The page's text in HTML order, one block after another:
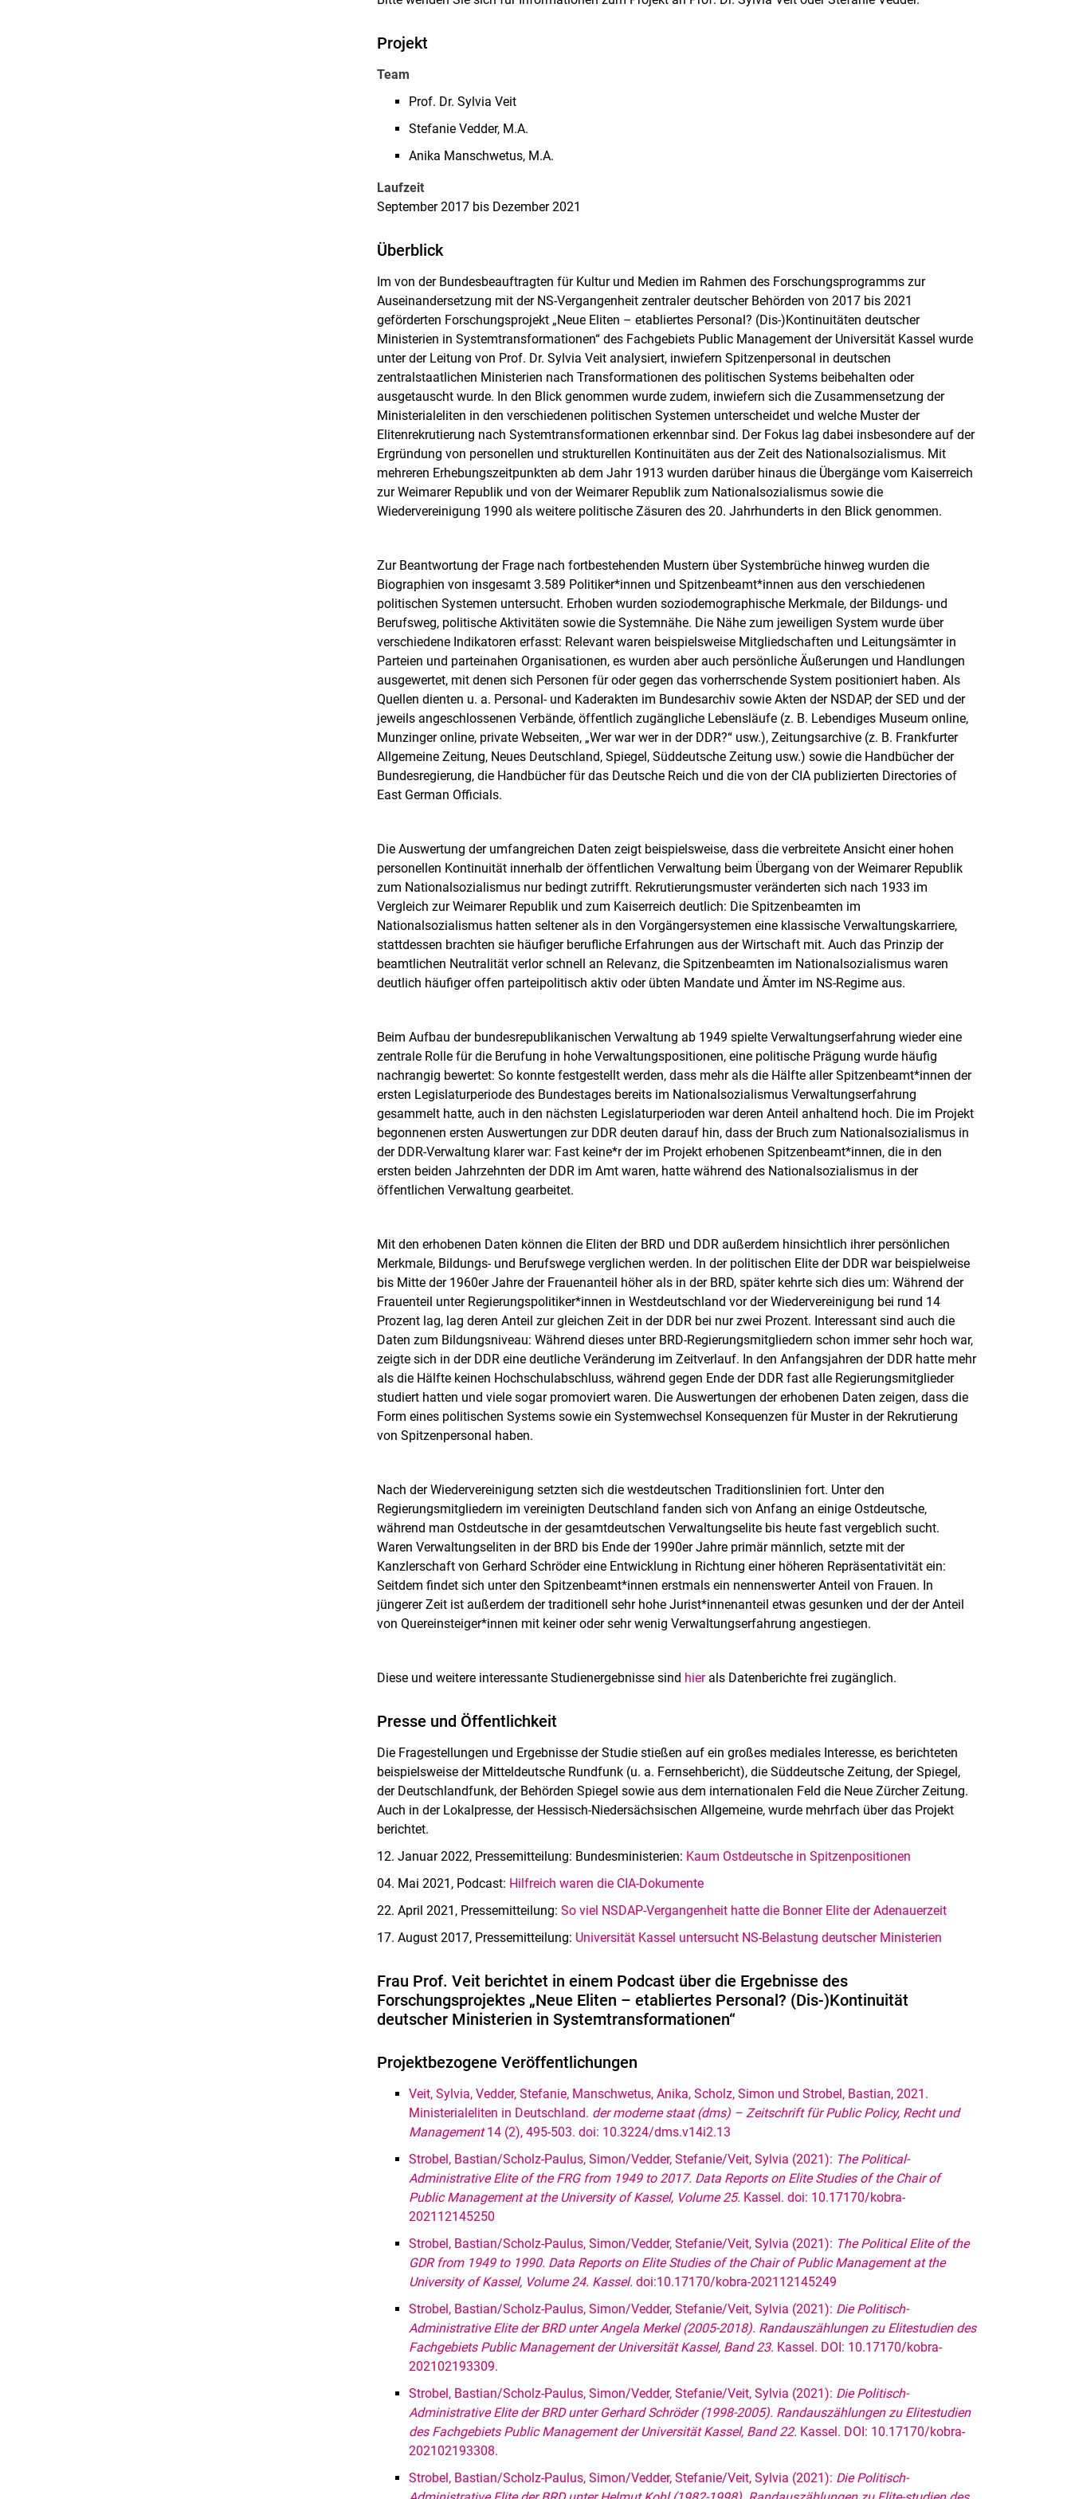
Projekt
Team
Prof. Dr. Sylvia Veit
Stefanie Vedder, M.A.
Anika Manschwetus, M.A.
Laufzeit
September 2017 bis Dezember 2021
Überblick
Im von der Bundesbeauftragten für Kultur und Medien im Rahmen des Forschungsprogramms zur
Auseinandersetzung mit der NS-Vergangenheit zentraler deutscher Behörden von 2017 bis 2021
geförderten Forschungsprojekt „Neue Eliten – etabliertes Personal? (Dis-)Kontinuitäten deutscher
Ministerien in Systemtransformationen“ des Fachgebiets Public Management der Universität Kassel wurde
unter der Leitung von Prof. Dr. Sylvia Veit analysiert, inwiefern Spitzenpersonal in deutschen
zentralstaatlichen Ministerien nach Transformationen des politischen Systems beibehalten oder
ausgetauscht wurde. In den Blick genommen wurde zudem, inwiefern sich die Zusammensetzung der
Ministerialeliten in den verschiedenen politischen Systemen unterscheidet und welche Muster der
Elitenrekrutierung nach Systemtransformationen erkennbar sind. Der Fokus lag dabei insbesondere auf der
Ergründung von personellen und strukturellen Kontinuitäten aus der Zeit des Nationalsozialismus. Mit
mehreren Erhebungszeitpunkten ab dem Jahr 1913 wurden darüber hinaus die Übergänge vom Kaiserreich
zur Weimarer Republik und von der Weimarer Republik zum Nationalsozialismus sowie die
Wiedervereinigung 1990 als weitere politische Zäsuren des 20. Jahrhunderts in den Blick genommen.
Zur Beantwortung der Frage nach fortbestehenden Mustern über Systembrüche hinweg wurden die
Biographien von insgesamt 3.589 Politiker*innen und Spitzenbeamt*innen aus den verschiedenen
politischen Systemen untersucht. Erhoben wurden soziodemographische Merkmale, der Bildungs- und
Berufsweg, politische Aktivitäten sowie die Systemnähe. Die Nähe zum jeweiligen System wurde über
verschiedene Indikatoren erfasst: Relevant waren beispielsweise Mitgliedschaften und Leitungsämter in
Parteien und parteinahen Organisationen, es wurden aber auch persönliche Äußerungen und Handlungen
ausgewertet, mit denen sich Personen für oder gegen das vorherrschende System positioniert haben. Als
Quellen dienten u. a. Personal- und Kaderakten im Bundesarchiv sowie Akten der NSDAP, der SED und der
jeweils angeschlossenen Verbände, öffentlich zugängliche Lebensläufe (z. B. Lebendiges Museum online,
Munzinger online, private Webseiten, „Wer war wer in der DDR?“ usw.), Zeitungsarchive (z. B. Frankfurter
Allgemeine Zeitung, Neues Deutschland, Spiegel, Süddeutsche Zeitung usw.) sowie die Handbücher der
Bundesregierung, die Handbücher für das Deutsche Reich und die von der CIA publizierten Directories of
East German Officials.
Die Auswertung der umfangreichen Daten zeigt beispielsweise, dass die verbreitete Ansicht einer hohen
personellen Kontinuität innerhalb der öffentlichen Verwaltung beim Übergang von der Weimarer Republik
zum Nationalsozialismus nur bedingt zutrifft. Rekrutierungsmuster veränderten sich nach 1933 im
Vergleich zur Weimarer Republik und zum Kaiserreich deutlich: Die Spitzenbeamten im
Nationalsozialismus hatten seltener als in den Vorgängersystemen eine klassische Verwaltungskarriere,
stattdessen brachten sie häufiger berufliche Erfahrungen aus der Wirtschaft mit. Auch das Prinzip der
beamtlichen Neutralität verlor schnell an Relevanz, die Spitzenbeamten im Nationalsozialismus waren
deutlich häufiger offen parteipolitisch aktiv oder übten Mandate und Ämter im NS-Regime aus.
Beim Aufbau der bundesrepublikanischen Verwaltung ab 1949 spielte Verwaltungserfahrung wieder eine
zentrale Rolle für die Berufung in hohe Verwaltungspositionen, eine politische Prägung wurde häufig
nachrangig bewertet: So konnte festgestellt werden, dass mehr als die Hälfte aller Spitzenbeamt*innen der
ersten Legislaturperiode des Bundestages bereits im Nationalsozialismus Verwaltungserfahrung
gesammelt hatte, auch in den nächsten Legislaturperioden war deren Anteil anhaltend hoch. Die im Projekt
begonnenen ersten Auswertungen zur DDR deuten darauf hin, dass der Bruch zum Nationalsozialismus in
der DDR-Verwaltung klarer war: Fast keine*r der im Projekt erhobenen Spitzenbeamt*innen, die in den
ersten beiden Jahrzehnten der DDR im Amt waren, hatte während des Nationalsozialismus in der
öffentlichen Verwaltung gearbeitet.
Mit den erhobenen Daten können die Eliten der BRD und DDR außerdem hinsichtlich ihrer persönlichen
Merkmale, Bildungs- und Berufswege verglichen werden. In der politischen Elite der DDR war beispielweise
bis Mitte der 1960er Jahre der Frauenanteil höher als in der BRD, später kehrte sich dies um: Während der
Frauenteil unter Regierungspolitiker*innen in Westdeutschland vor der Wiedervereinigung bei rund 14
Prozent lag, lag deren Anteil zur gleichen Zeit in der DDR bei nur zwei Prozent. Interessant sind auch die
Daten zum Bildungsniveau: Während dieses unter BRD-Regierungsmitgliedern schon immer sehr hoch war,
zeigte sich in der DDR eine deutliche Veränderung im Zeitverlauf. In den Anfangsjahren der DDR hatte mehr
als die Hälfte keinen Hochschulabschluss, während gegen Ende der DDR fast alle Regierungsmitglieder
studiert hatten und viele sogar promoviert waren. Die Auswertungen der erhobenen Daten zeigen, dass die
Form eines politischen Systems sowie ein Systemwechsel Konsequenzen für Muster in der Rekrutierung
von Spitzenpersonal haben.
Nach der Wiedervereinigung setzten sich die westdeutschen Traditionslinien fort. Unter den
Regierungsmitgliedern im vereinigten Deutschland fanden sich von Anfang an einige Ostdeutsche,
während man Ostdeutsche in der gesamtdeutschen Verwaltungselite bis heute fast vergeblich sucht.
Waren Verwaltungseliten in der BRD bis Ende der 1990er Jahre primär männlich, setzte mit der
Kanzlerschaft von Gerhard Schröder eine Entwicklung in Richtung einer höheren Repräsentativität ein:
Seitdem findet sich unter den Spitzenbeamt*innen erstmals ein nennenswerter Anteil von Frauen. In
jüngerer Zeit ist außerdem der traditionell sehr hohe Jurist*innenanteil etwas gesunken und der der Anteil
von Quereinsteiger*innen mit keiner oder sehr wenig Verwaltungserfahrung angestiegen.
Diese und weitere interessante Studienergebnisse sind hierals Datenberichte frei zugänglich.
Presse und Öffentlichkeit
Die Fragestellungen und Ergebnisse der Studie stießen auf ein großes mediales Interesse, es berichteten
beispielsweise der Mitteldeutsche Rundfunk (u. a. Fernsehbericht), die Süddeutsche Zeitung, der Spiegel,
der Deutschlandfunk, der Behörden Spiegel sowie aus dem internationalen Feld die Neue Zürcher Zeitung.
Auch in der Lokalpresse, der Hessisch-Niedersächsischen Allgemeine, wurde mehrfach über das Projekt
berichtet.
12. Januar 2022, Pressemitteilung: Bundesministerien: Kaum Ostdeutsche in Spitzenpositionen
04. Mai 2021, Podcast: Hilfreich waren die CIA-Dokumente
22. April 2021, Pressemitteilung:So viel NSDAP-Vergangenheit hatte die Bonner Elite der Adenauerzeit
17. August 2017, Pressemitteilung: Universität Kassel untersucht NS-Belastung deutscher Ministerien
Frau Prof. Veit berichtet in einem Podcast über die Ergebnisse des
Forschungsprojektes „Neue Eliten – etabliertes Personal? (Dis-)Kontinuität
deutscher Ministerien in Systemtransformationen“
Projektbezogene Veröffentlichungen
Veit, Sylvia, Vedder, Stefanie, Manschwetus, Anika, Scholz, Simon und Strobel, Bastian, 2021.
Ministerialeliten in Deutschland. der moderne staat (dms) – Zeitschrift für Public Policy, Recht und
Management14 (2), 495-503. doi: 10.3224/dms.v14i2.13
Strobel, Bastian/Scholz-Paulus, Simon/Vedder, Stefanie/Veit, Sylvia (2021): The Political-
Administrative Elite of the FRG from 1949 to 2017. Data Reports on Elite Studies of the Chair of
Public Management at the University of Kassel, Volume 25. Kassel. doi: 10.17170/kobra-
202112145250
Strobel, Bastian/Scholz-Paulus, Simon/Vedder, Stefanie/Veit, Sylvia (2021): The Political Elite of the
GDR from 1949 to 1990. Data Reports on Elite Studies of the Chair of Public Management at the
University of Kassel, Volume 24. Kassel. doi:10.17170/kobra-202112145249
Strobel, Bastian/Scholz-Paulus, Simon/Vedder, Stefanie/Veit, Sylvia (2021): Die Politisch-
Administrative Elite der BRD unter Angela Merkel (2005-2018). Randauszählungen zu Elitestudien des
Fachgebiets Public Management der Universität Kassel, Band 23. Kassel. DOI: 10.17170/kobra-
202102193309.
Strobel, Bastian/Scholz-Paulus, Simon/Vedder, Stefanie/Veit, Sylvia (2021): Die Politisch-
Administrative Elite der BRD unter Gerhard Schröder (1998-2005). Randauszählungen zu Elitestudien
des Fachgebiets Public Management der Universität Kassel, Band 22. Kassel. DOI: 10.17170/kobra-
202102193308.
Strobel, Bastian/Scholz-Paulus, Simon/Vedder, Stefanie/Veit, Sylvia (2021): Die Politisch-